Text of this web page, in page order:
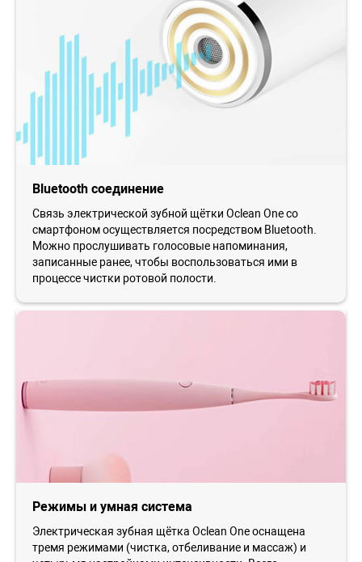
Bluetooth соединение
Связь электрической зубной щётки Oclean One со
смартфоном осуществляется посредством Bluetooth.
Можно прослушивать голосовые напоминания,
записанные ранее, чтобы воспользоваться ими в
процессе чистки ротовой полости.
Режимы и умная система
Электрическая зубная щётка Oclean One оснащена
тремя режимами (чистка, отбеливание и массаж) и